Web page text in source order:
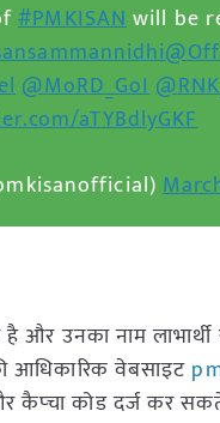
#PMKISANwill be
@MoRD_GoI
aTYBdlyGKF
है और उनका नाम
आधिकारिक वेबसाइट
कैप्चा कोड दर्ज कर